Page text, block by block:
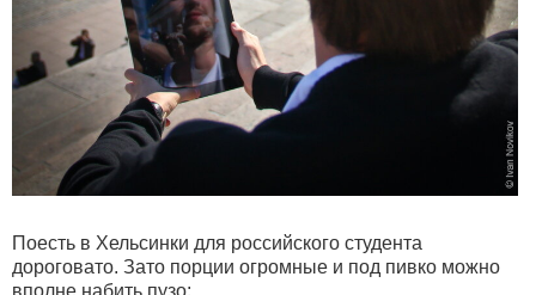
Поесть в Хельсинки для российского студента
дороговато. Зато порции огромные и под пивко можно
вполне набить пузо: